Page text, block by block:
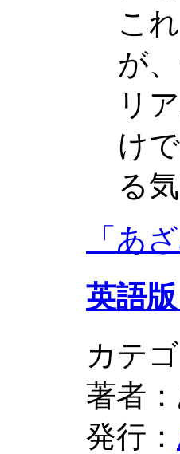
こ
が
リ
け
る
「あ
英語
カテ
著者
発行：